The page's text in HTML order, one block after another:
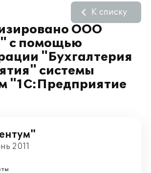
ООО
с помощью
"Бухгалтерия
системы
"1С:Предприятие
К списку
2011